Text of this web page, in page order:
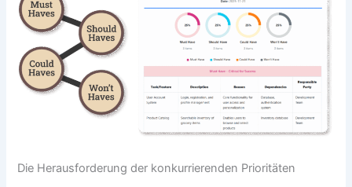
Die Herausforderung der konkurrierenden Prioritäten